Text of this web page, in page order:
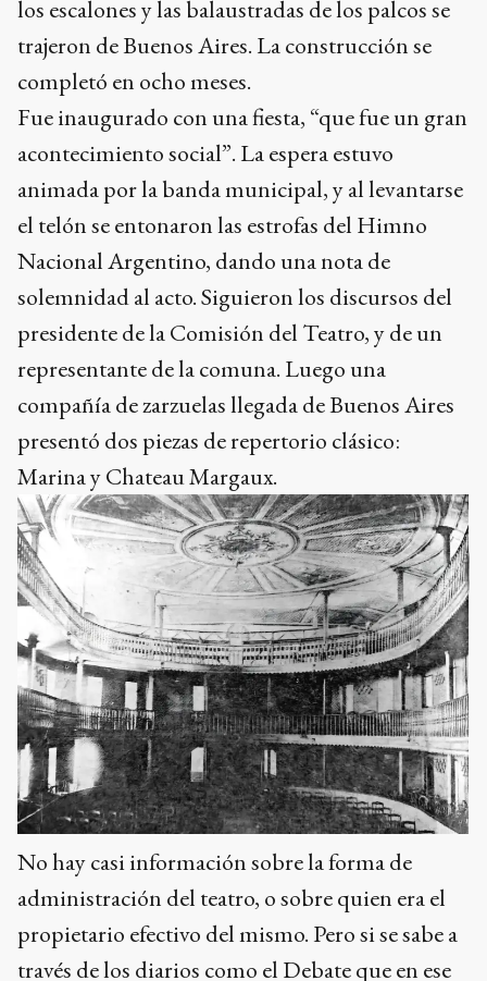
los escalones y las balaustradas de los palcos se
trajeron de Buenos Aires. La construcción se
completó en ocho meses.
Fue inaugurado con una fiesta, “que fue un gran
acontecimiento social”. La espera estuvo
animada por la banda municipal, y al levantarse
el telón se entonaron las estrofas del Himno
Nacional Argentino, dando una nota de
solemnidad al acto. Siguieron los discursos del
presidente de la Comisión del Teatro, y de un
representante de la comuna. Luego una
compañía de zarzuelas llegada de Buenos Aires
presentó dos piezas de repertorio clásico:
Marina y Chateau Margaux.
No hay casi información sobre la forma de
administración del teatro, o sobre quien era el
propietario efectivo del mismo. Pero si se sabe a
través de los diarios como el Debate que en ese